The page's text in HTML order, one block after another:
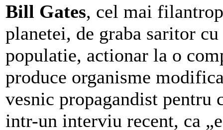
Bill Gates, cel mai
planetei, de graba saritor
populatie, actionar la o
produce organisme
vesnic propagandist
intr-un interviu recent, ca